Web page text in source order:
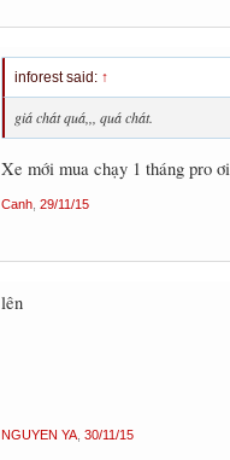
inforest said: ↑
giá chát quá,,, quá chát.
Xe mới mua chạy 1 tháng pro ơi
Canh 29/11/15
lên
NGUYEN YA 30/11/15